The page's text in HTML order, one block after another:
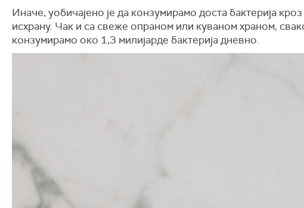
Иначе, уобичајено је да конзумирамо доста бактерија
исхрану. Чак и са свеже опраном или куваном храном,
конзумирамо око 1,3 милијарде бактерија дневно.